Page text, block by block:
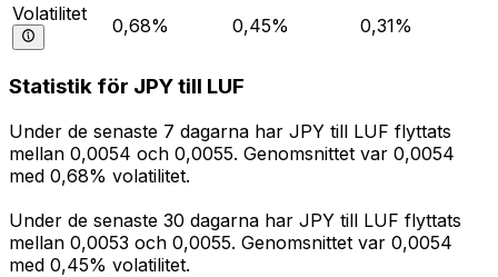
Volatilitet
0,68% 0,45% 0,31%
Statistik för JPY till LUF
Under de senaste 7 dagarna har JPY till LUF flyttats
mellan 0,0054 och 0,0055. Genomsnittet var 0,0054
med 0,68% volatilitet.
Under de senaste 30 dagarna har JPY till LUF flyttats
mellan 0,0053 och 0,0055. Genomsnittet var 0,0054
med 0,45% volatilitet.